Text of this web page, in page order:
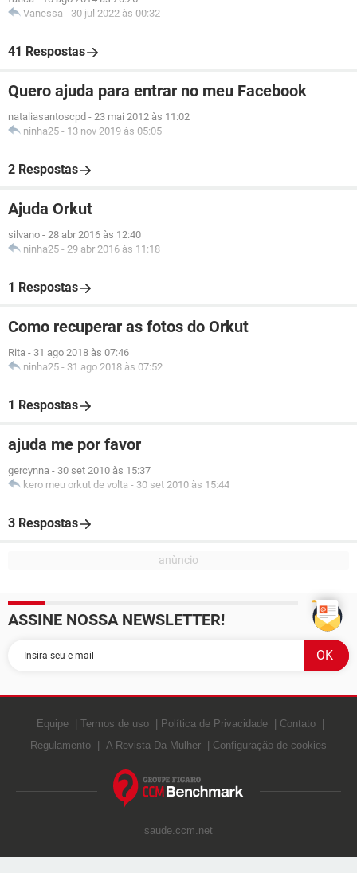
Vanessa - 30 jul 2022 às 00:32
41 Respostas
Quero ajuda para entrar no meu Facebook
nataliasantoscpd - 23 mai 2012 às 11:02
ninha25 - 13 nov 2019 às 05:05
2 Respostas
Ajuda Orkut
silvano - 28 abr 2016 às 12:40
ninha25 - 29 abr 2016 às 11:18
1 Respostas
Como recuperar as fotos do Orkut
Rita - 31 ago 2018 às 07:46
ninha25 - 31 ago 2018 às 07:52
1 Respostas
ajuda me por favor
gercynna - 30 set 2010 às 15:37
kero meu orkut de volta - 30 set 2010 às 15:44
3 Respostas
ASSINE NOSSA NEWSLETTER!
Equipe Termos de uso Política de Privacidade
Contato
Regulamento
A Revista Da Mulher Configuração de cookies
saude.ccm.net